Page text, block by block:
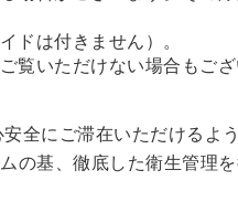
ドは付きません）。
いただけない場合もござ
全にご滞在いただけるよう
の基、徹底した衛生管理